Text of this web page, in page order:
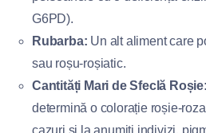
G6PD).
Rubarba: Un alt aliment care
sau roșu-roșiatic.
Cantități Mari de Sfeclă Roșie:
determină o colorație roșie-
cazuri și la anumiți indivizi,